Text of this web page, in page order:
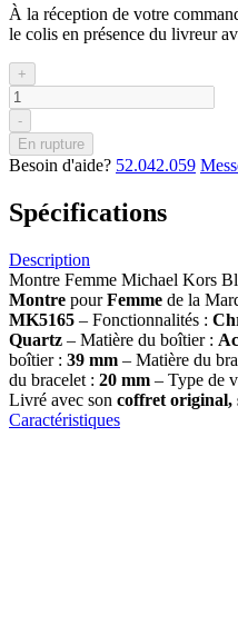
À la réception de votre
le colis en présence du livreur
+
-
En rupture
Besoin d'aide? 52.042.059
Spécifications
Description
Montre Femme Michael Kors
Montre pourFemme de la
MK5165 – Fonctionnalités :
Quartz – Matière du boîtier :
boîtier : 39 mm – Matière du
du bracelet : 20 mm – Type de
Livré avec son coffret original,
Caractéristiques